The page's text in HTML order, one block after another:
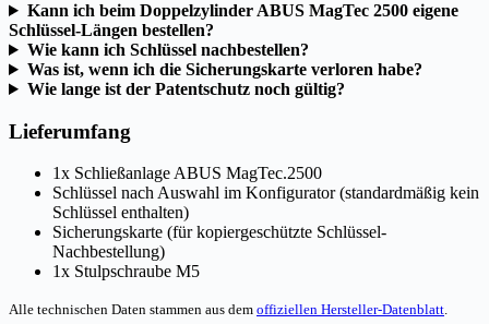
Kann ich beim Doppelzylinder ABUS MagTec 2500 eigene
Schlüssel-Längen bestellen?
Wie kann ich Schlüssel nachbestellen?
Was ist, wenn ich die Sicherungskarte verloren habe?
Wie lange ist der Patentschutz noch gültig?
Lieferumfang
1x Schließanlage ABUS MagTec.2500
Schlüssel nach Auswahl im Konfigurator (standardmäßig kein
Schlüssel enthalten)
Sicherungskarte (für kopiergeschützte Schlüssel-
Nachbestellung)
1x Stulpschraube M5
Alle technischen Daten stammen aus dem offiziellen Hersteller-Datenblatt.